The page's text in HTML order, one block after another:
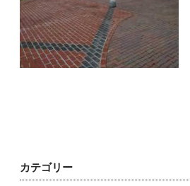
カテゴリー